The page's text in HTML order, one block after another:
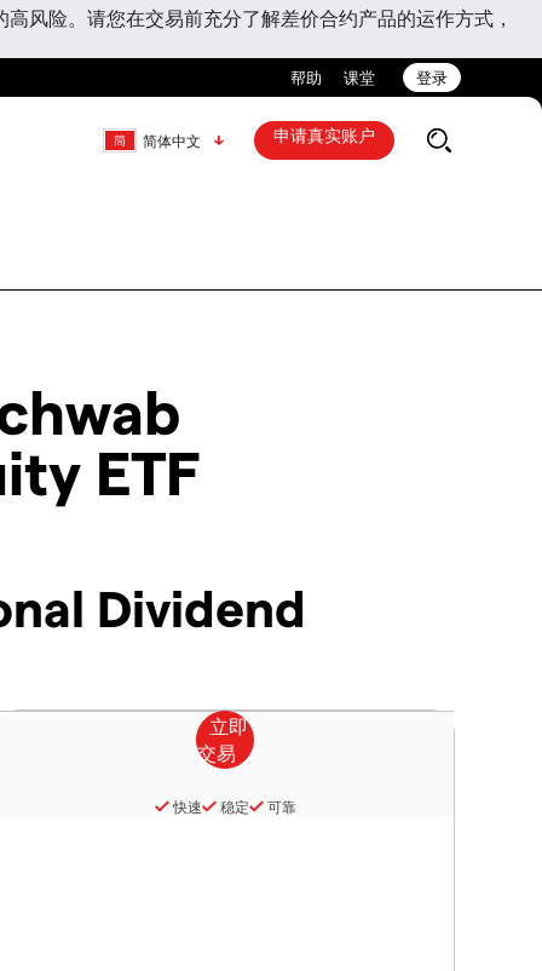
风险。请您在交易前充分了解差价合约产品的运作方式，
帮助 课堂 登录
简体中文 申请真实账户
ETF
Dividend
快速 稳定 可靠